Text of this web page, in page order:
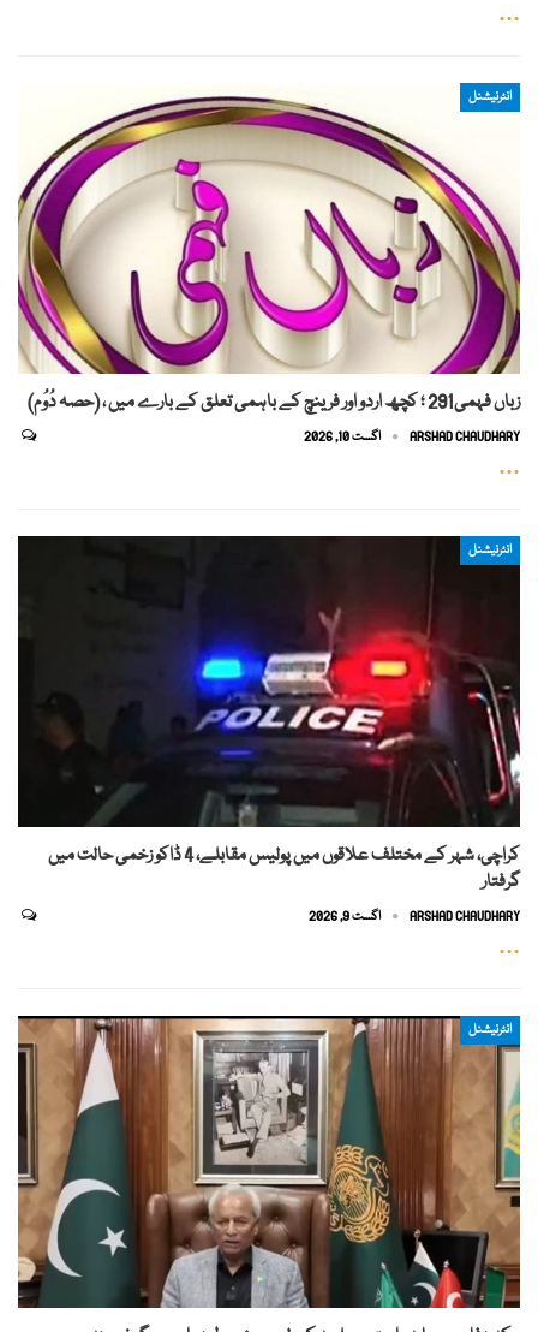
…
انٹرنیشنل
زباں فہمی291 ؛ کچھ اردو اور فرینچ کے باہمی تعلق کے بارے میں ، (حصہ دُوُم)
ARSHAD CHAUDHARY اگست 10, 2026
…
انٹرنیشنل
کراچی، شہر کے مختلف علاقوں میں پولیس مقابلے، 4 ڈاکو زخمی حالت میں
گرفتار
ARSHAD CHAUDHARY اگست 9, 2026
…
انٹرنیشنل